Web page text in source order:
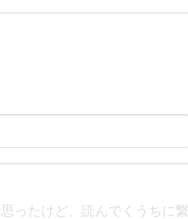
ったけど、読んでくうちに繋